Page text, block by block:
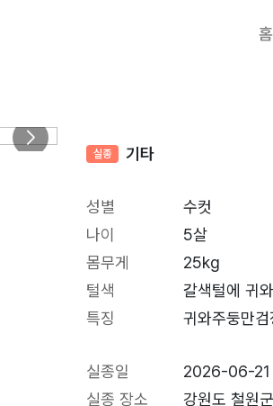
홈
실종 기타
성별
수컷
나이
5살
몸무게
25kg
털색
갈색털에 귀
특징
귀와주둥만
실종일
2026-06-21
실종 장소
강원도 철원